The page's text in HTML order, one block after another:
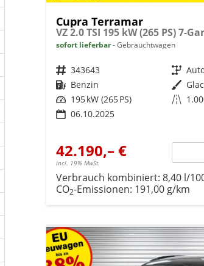
Cupra Terramar
VZ 2.0 TSI 195 kW (265 PS) 7-
sofort lieferbar Gebrauchtwagen
Fahrzeugnr. 343643 Getriebe
Kraftstoff Benzin Außenfarbe
Leistung 195 kW (265 PS) Kilometerstand
06.10.2025
42.190,– €
incl. 19% MwSt.
Verbrauch kombiniert: 8,40 l/
CO2-Emissionen: 191,00 g/km